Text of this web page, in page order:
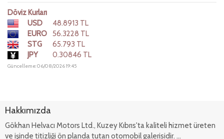
Döviz Kurları
USD
48.8913 TL
EURO
56.3228 TL
STG
65.793 TL
JPY
0.30846 TL
Güncelleme: 06/08/2026 19:45
Hakkımızda
Gökhan Helvacı Motors Ltd., Kuzey Kıbrıs'ta kaliteli hizmet üreten
ve işinde titizliği ön planda tutan otomobil galerisidir. ...